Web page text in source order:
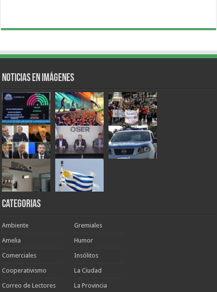
Noticias en Imágenes
Categorias
Ambiente
Amelia
Comerciales
Cooperativismo
Correo de Lectores
Gremiales
Humor
Insólitos
La Ciudad
La Provincia